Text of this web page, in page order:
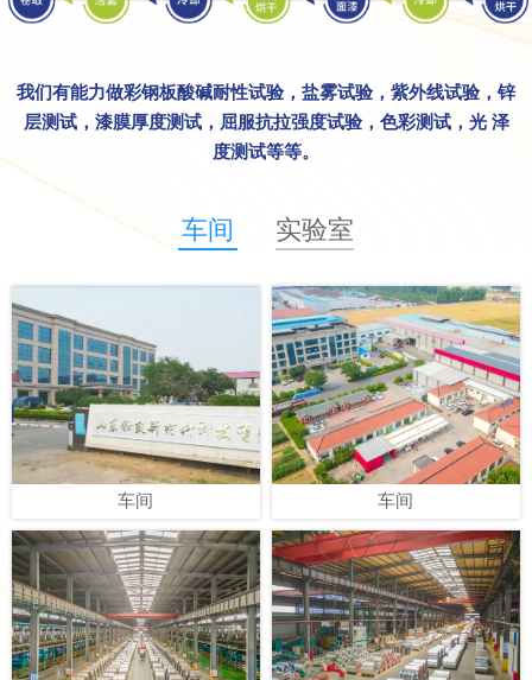
我们有能力做彩钢板酸碱耐性试验，盐雾试验，紫外线试验，锌
层测试，漆膜厚度测试，屈服抗拉强度试验，色彩测试，光 泽
度测试等等。
车间 实验室
车间 车间
实验室 硬度仪